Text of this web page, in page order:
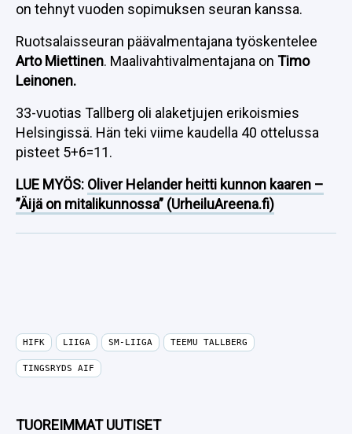
on tehnyt vuoden sopimuksen seuran kanssa.
Ruotsalaisseuran päävalmentajana työskentelee
Arto Miettinen. Maalivahtivalmentajana on Timo
Leinonen.
33-vuotias Tallberg oli alaketjujen erikoismies
Helsingissä. Hän teki viime kaudella 40 ottelussa
pisteet 5+6=11.
LUE MYÖS: Oliver Helander heitti kunnon kaaren –
”Äijä on mitalikunnossa” (UrheiluAreena.fi)
HIFK LIIGA SM-LIIGA TEEMU TALLBERG
TINGSRYDS AIF
TUOREIMMAT UUTISET